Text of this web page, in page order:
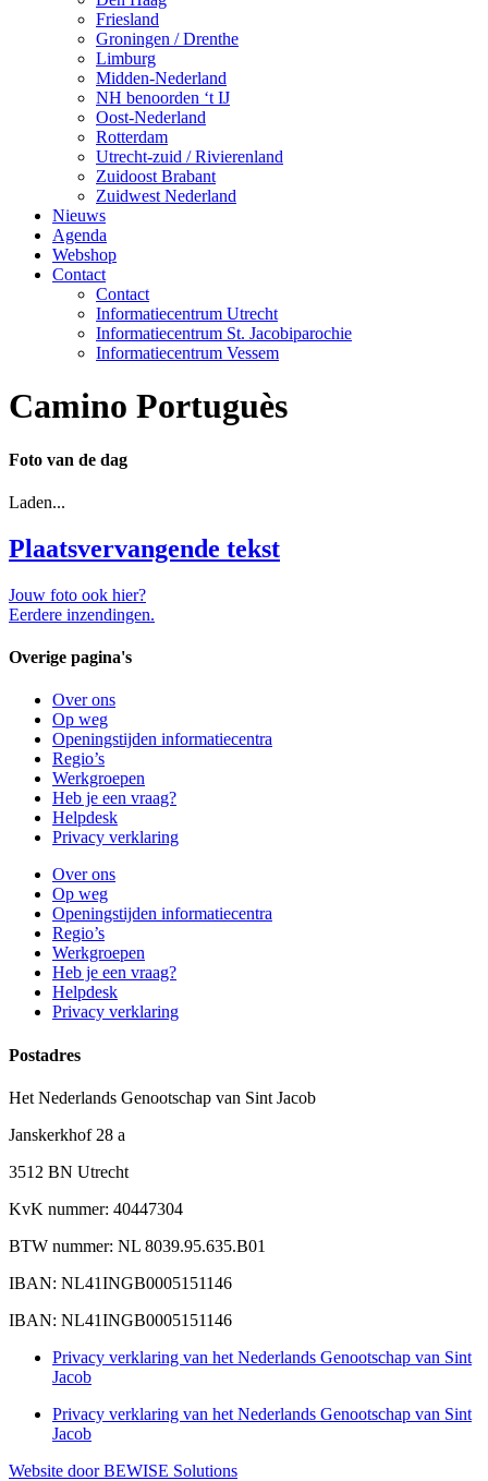
Friesland
Groningen / Drenthe
Limburg
Midden-Nederland
NH benoorden ‘t IJ
Oost-Nederland
Rotterdam
Utrecht-zuid / Rivierenland
Zuidoost Brabant
Zuidwest Nederland
Nieuws
Agenda
Webshop
Contact
Contact
Informatiecentrum Utrecht
Informatiecentrum St. Jacobiparochie
Informatiecentrum Vessem
Camino Portuguès
Foto van de dag
Laden...
Plaatsvervangende tekst
Jouw foto ook hier?
Eerdere inzendingen.
Overige pagina's
Over ons
Op weg
Openingstijden informatiecentra
Regio’s
Werkgroepen
Heb je een vraag?
Helpdesk
Privacy verklaring
Over ons
Op weg
Openingstijden informatiecentra
Regio’s
Werkgroepen
Heb je een vraag?
Helpdesk
Privacy verklaring
Postadres
Het Nederlands Genootschap van Sint Jacob
Janskerkhof 28 a
3512 BN Utrecht
KvK nummer: 40447304
BTW nummer: NL 8039.95.635.B01
IBAN: NL41INGB0005151146
IBAN: NL41INGB0005151146
Privacy verklaring van het Nederlands Genootschap van Sint
Jacob
Privacy verklaring van het Nederlands Genootschap van Sint
Jacob
Website door BEWISE Solutions